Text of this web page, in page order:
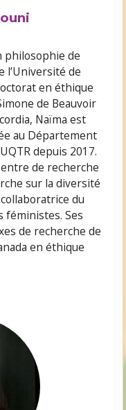
philosophie de
l’Université de
en éthique
de Beauvoir
Naïma est
au Département
depuis 2017.
de recherche
sur la diversité
du
féministes. Ses
de recherche de
en éthique